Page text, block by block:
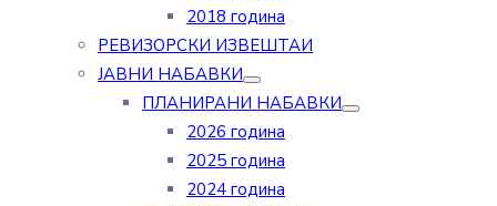
2018 година
РЕВИЗОРСКИ ИЗВЕШТАИ
ЈАВНИ НАБАВКИ
ПЛАНИРАНИ НАБАВКИ
2026 година
2025 година
2024 година